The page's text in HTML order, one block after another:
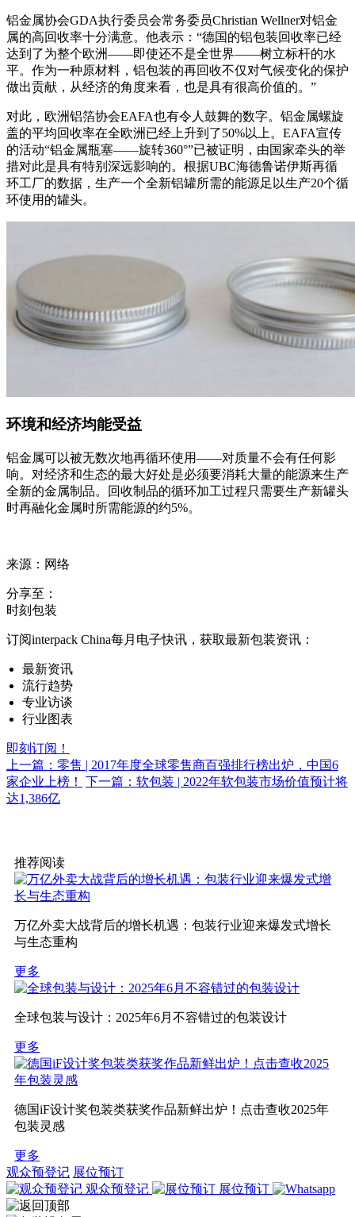
铝金属协会GDA执行委员会常务委员Christian Wellner对铝金
属的高回收率十分满意。他表示：“德国的铝包装回收率已经
达到了为整个欧洲——即使还不是全世界——树立标杆的水
平。作为一种原材料，铝包装的再回收不仅对气候变化的保护
做出贡献，从经济的角度来看，也是具有很高价值的。”
对此，欧洲铝箔协会EAFA也有令人鼓舞的数字。铝金属螺旋
盖的平均回收率在全欧洲已经上升到了50%以上。EAFA宣传
的活动“铝金属瓶塞——旋转360°”已被证明，由国家牵头的举
措对此是具有特别深远影响的。根据UBC海德鲁诺伊斯再循
环工厂的数据，生产一个全新铝罐所需的能源足以生产20个循
环使用的罐头。
环境和经济均能受益
铝金属可以被无数次地再循环使用——对质量不会有任何影
响。对经济和生态的最大好处是必须要消耗大量的能源来生产
全新的金属制品。回收制品的循环加工过程只需要生产新罐头
时再融化金属时所需能源的约5%。
来源：网络
分享至：
时刻包装
订阅interpack China每月电子快讯，获取最新包装资讯：
最新资讯
流行趋势
专业访谈
行业图表
即刻订阅！
上一篇：零售 | 2017年度全球零售商百强排行榜出炉，中国6
家企业上榜！
下一篇：软包装 | 2022年软包装市场价值预计将
达1,386亿
推荐阅读
万亿外卖大战背后的增长机遇：包装行业迎来爆发式增长
与生态重构
更多
全球包装与设计：2025年6月不容错过的包装设计
更多
德国iF设计奖包装类获奖作品新鲜出炉！点击查收2025年
包装灵感
更多
观众预登记 展位预订
观众预登记
展位预订